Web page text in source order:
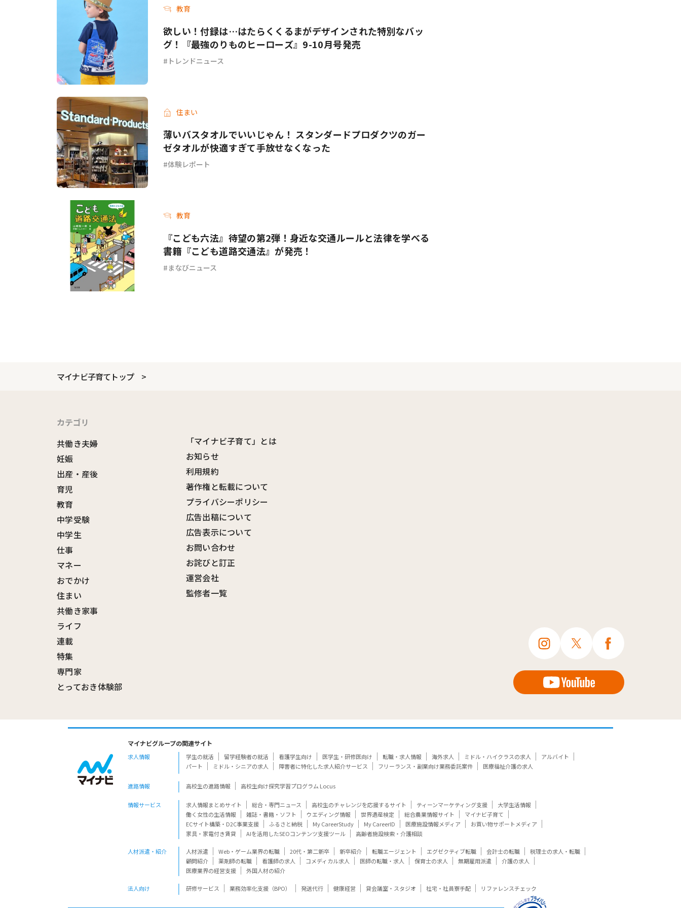
教育
欲しい！付録は…はたらくくるまがデザインされた特別なバッ
グ！『最強のりものヒーローズ』9-10月号発売
トレンドニュース
住まい
薄いバスタオルでいいじゃん！ スタンダードプロダクツのガー
ゼタオルが快適すぎて手放せなくなった
体験レポート
教育
『こども六法』待望の第2弾！身近な交通ルールと法律を学べる
書籍『こども道路交通法』が発売！
まなびニュース
マイナビ子育てトップ
カテゴリ
共働き夫婦
妊娠
出産・産後
育児
教育
中学受験
中学生
仕事
マネー
おでかけ
住まい
共働き家事
ライフ
連載
特集
専門家
とっておき体験部
「マイナビ子育て」とは
お知らせ
利用規約
著作権と転載について
プライバシーポリシー
広告出稿について
広告表示について
お問い合わせ
お詫びと訂正
運営会社
監修者一覧
マイナビグループの関連サイト
求人情報 学生の就活 留学経験者の就活 看護学生向け 医学生・研修医向け 転職・求人情報 海外求人 ミドル・ハイクラスの求人
アルバイト
パート
ミドル・シニアの求人 障害者に特化した求人紹介サービス フリーランス・副業向け業務委託案件 医療福祉介護の求人
進路情報 高校生の進路情報 高校生向け探究学習プログラム Locus
情報サービス 求人情報まとめサイト 総合・専門ニュース 高校生のチャレンジを応援するサイト ティーンマーケティング支援
大学生活情報
働く女性の生活情報
雑誌・書籍・ソフト ウエディング情報 世界遺産検定 総合農業情報サイト
マイナビ子育て
ECサイト構築・D2C事業支援
ふるさと納税 My CareerStudy My CareerID 医療施設情報メディア
お買い物サポートメディア
家具・家電付き賃貸
AIを活用したSEOコンテンツ支援ツール 高齢者施設検索・介護相談
人材派遣・紹介 人材派遣 Web・ゲーム業界の転職 20代・第二新卒 新卒紹介 転職エージェント エグゼクティブ転職 会計士の転職
税理士の求人・転職
顧問紹介
薬剤師の転職 看護師の求人 コメディカル求人 医師の転職・求人 保育士の求人 無期雇用派遣
介護の求人
医療業界の経営支援
外国人材の紹介
法人向け 研修サービス 業務効率化支援（BPO） 発送代行 健康経営 貸会議室・スタジオ 社宅・社員寮手配 リファレンスチェック